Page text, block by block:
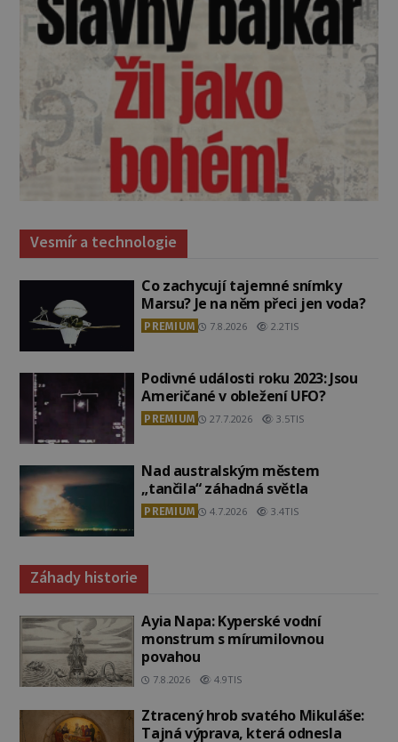
Vesmír a technologie
Co zachycují tajemné snímky
Marsu? Je na něm přeci jen voda?
PREMIUM 7.8.2026 2.2TIS
Podivné události roku 2023: Jsou
Američané v obležení UFO?
PREMIUM 27.7.2026 3.5TIS
Nad australským městem
„tančila“ záhadná světla
PREMIUM 4.7.2026 3.4TIS
Záhady historie
Ayia Napa: Kyperské vodní
monstrum s mírumilovnou
povahou
7.8.2026 4.9TIS
Ztracený hrob svatého Mikuláše:
Tajná výprava, která odnesla